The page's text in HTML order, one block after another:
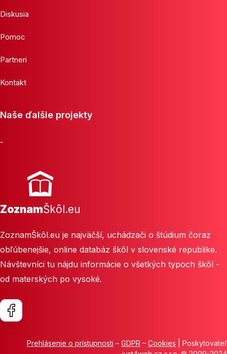
Diskusia
Pomoc
Partneri
Kontakt
Naše ďalšie projekty
-
ZoznamŠkôl.eu
ZoznamŠkôl.eu je najväčší, uchádzači o štúdium čoraz
obľúbenejšie, online databáz škôl v slovenské republike.
Návštevníci tu nájdu informácie o všetkých typoch škôl -
od materských po vysoké.
Prehlásenie o prístupnosti – GDPR – Cookies | Poskytovateľ